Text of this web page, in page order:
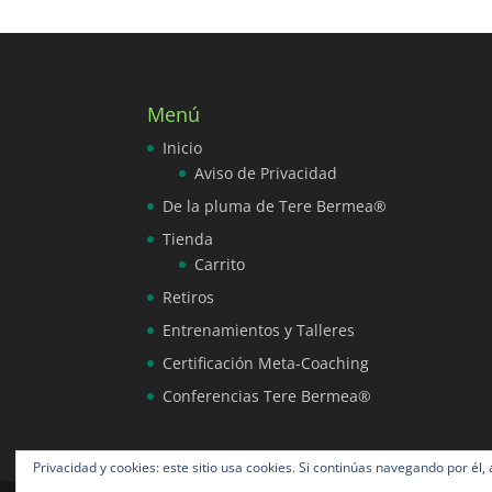
Menú
Inicio
Aviso de Privacidad
De la pluma de Tere Bermea®
Tienda
Carrito
Retiros
Entrenamientos y Talleres
Certificación Meta-Coaching
Conferencias Tere Bermea®
Privacidad y cookies: este sitio usa cookies. Si continúas navegando por él,